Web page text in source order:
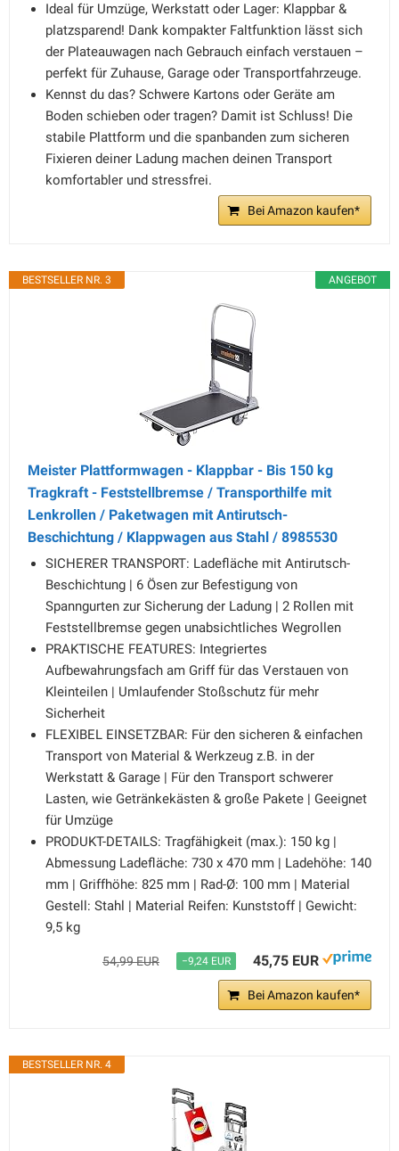
Ideal für Umzüge, Werkstatt oder Lager: Klappbar &
platzsparend! Dank kompakter Faltfunktion lässt sich
der Plateauwagen nach Gebrauch einfach verstauen –
perfekt für Zuhause, Garage oder Transportfahrzeuge.
Kennst du das? Schwere Kartons oder Geräte am
Boden schieben oder tragen? Damit ist Schluss! Die
stabile Plattform und die spanbanden zum sicheren
Fixieren deiner Ladung machen deinen Transport
komfortabler und stressfrei.
Bei Amazon kaufen*
ANGEBOT
BESTSELLER NR. 3
Meister Plattformwagen - Klappbar - Bis 150 kg
Tragkraft - Feststellbremse / Transporthilfe mit
Lenkrollen / Paketwagen mit Antirutsch-
Beschichtung / Klappwagen aus Stahl / 8985530
SICHERER TRANSPORT: Ladefläche mit Antirutsch-
Beschichtung | 6 Ösen zur Befestigung von
Spanngurten zur Sicherung der Ladung | 2 Rollen mit
Feststellbremse gegen unabsichtliches Wegrollen
PRAKTISCHE FEATURES: Integriertes
Aufbewahrungsfach am Griff für das Verstauen von
Kleinteilen | Umlaufender Stoßschutz für mehr
Sicherheit
FLEXIBEL EINSETZBAR: Für den sicheren & einfachen
Transport von Material & Werkzeug z.B. in der
Werkstatt & Garage | Für den Transport schwerer
Lasten, wie Getränkekästen & große Pakete | Geeignet
für Umzüge
PRODUKT-DETAILS: Tragfähigkeit (max.): 150 kg |
Abmessung Ladefläche: 730 x 470 mm | Ladehöhe: 140
mm | Griffhöhe: 825 mm | Rad-Ø: 100 mm | Material
Gestell: Stahl | Material Reifen: Kunststoff | Gewicht:
9,5 kg
54,99 EUR −9,24 EUR 45,75 EUR
Bei Amazon kaufen*
BESTSELLER NR. 4